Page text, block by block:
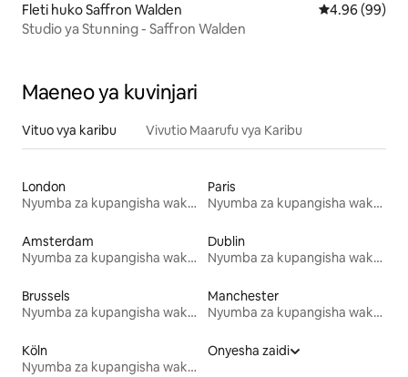
Fleti huko Saffron Walden Ukadiriaji wa
4.96 (99)
Studio ya Stunning - Saffron Walden
Maeneo ya kuvinjari
Vituo vya karibu Vivutio Maarufu vya Karibu
London
Nyumba za kupangisha wakati wa likizo
Paris
Nyumba za kupangisha wakati wa likizo
Amsterdam
Nyumba za kupangisha wakati wa likizo
Dublin
Nyumba za kupangisha wakati wa likizo
Brussels
Nyumba za kupangisha wakati wa likizo
Manchester
Nyumba za kupangisha wakati wa likizo
Köln
Nyumba za kupangisha wakati wa likizo
Onyesha zaidi